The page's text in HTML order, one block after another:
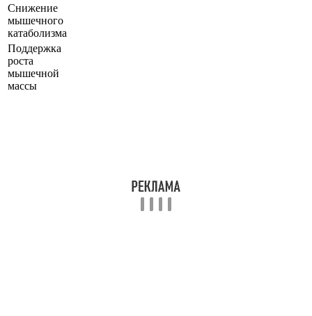
Снижение
мышечного
катаболизма
Поддержка
роста
мышечной
массы